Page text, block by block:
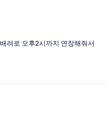
려로 오후2시까지 연장해줘서